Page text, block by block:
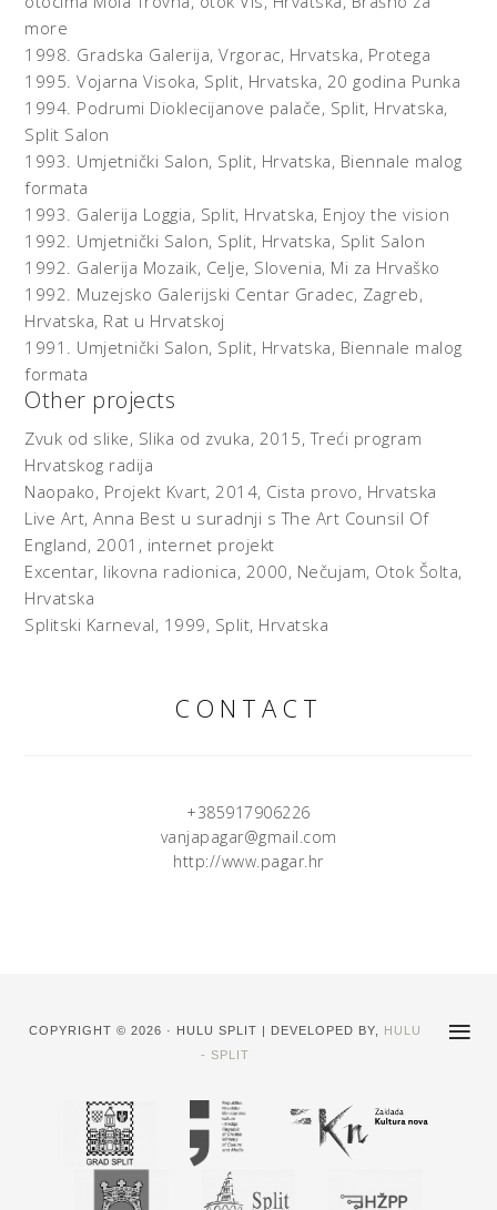
Zanimljivo je da se Vanja Pagar i Ivan Bura kao splitski
umjetnici, ili da upotrijebim izraze iz predgovora izložbe,
iz drugog „polisa“, u svojim radovima referiraju na prostor
Dubrovnika. Kostur u prirodnoj veličini, koji je svojevrstan
Burin zaštitni znak, ovaj put je Smrt zaogrnuta crnim
plaštom koja u ruci pridržava snimku Dubrovnika iz zraka
u zlatnom okviru, te se sa poslovičnom Burinom dozom
humora tematizira Grad iz kojeg se polako ali sigurno
cijede svi živototvorni sokovi. Jedna od niza asocijacija
koje podastire ova oprostorena metafora je i parafraza
(ali s humanim predznakom) nebeske zaštite Sv. Vlaha
koji na dlanu čuva Grad. Dubrovačka umjetnica Ivona
Vlašić svojim radovima na prvi pogled ne pripada bilo
kakvom obliku angažirane umjetnosti; snima brod u daljini
na odlasku na liniji razgraničenja mora i neba i otiskuje ga
na platno. Međutim, u tim zamagljenim odlascima i
melankolijom natopljenim prizorima s posvemašnjom
prevagom-dominacijom prirodnog elementa krije se
čežnja za odlaskom, naličje prostorne izoliranosti
Dubrovnika, koja neminovno utječe na duhovni habitus
Grada. Izložena fotografija splitskog umjetnika Rina
Efendića na kojoj je zabilježen rubni, poluzapušteni
prostor Splita s dominacijom, kako sam umjetnik kaže
„predmeta koji je izgubio prethodno značenje“, a koji tek
ponovnim gledanjem prepoznajemo kao oblik gigantskog
križa, također posredno bilježi duhovnu klimu Splita.
nadilaženju osobne traume kroz priču i udarce koje u
zamjeni uloga prima muškarac. Nasuprot izmučenoj
erotičnosti i tarantinovskoj ikonografiji splitskog
nekoliko ovaca na lukobran Kaše u neposrednoj blizini
Lazareta stvara nadrealnu situaciju koja se može iščitati
prostora uslijed gramzljivosti i poduzetničke pomame, te
skučenog okvira slobode.
(Dominacija-laži)
more
1998. Gradska Galerija, Vrgorac, Hrvatska, Protega
1995.Vojarna Visoka, Split, Hrvatska, 20 godina Punka
1994. Podrumi Dioklecijanove palače, Split, Hrvatska,
Split Salon
1993. Umjetnički Salon, Split, Hrvatska, Biennale malog
formata
1993. Galerija Loggia, Split, Hrvatska, Enjoy the vision
1992. Umjetnički Salon, Split, Hrvatska, Split Salon
1992. Galerija Mozaik, Celje, Slovenia, Mi za Hrvaško
1992. Muzejsko Galerijski Centar Gradec, Zagreb,
Hrvatska, Rat u Hrvatskoj
1991. Umjetnički Salon, Split, Hrvatska, Biennale malog
formata
Other projects
Zvuk od slike, Slika od zvuka, 2015, Treći program
Hrvatskog radija
Naopako, Projekt Kvart, 2014, Cista provo, Hrvatska
Live Art, Anna Best u suradnji s The Art Counsil Of
England, 2001, internet projekt
Excentar, likovna radionica, 2000, Nečujam, Otok Šolta,
Hrvatska
Splitski Karneval, 1999, Split, Hrvatska
CONTACT
+385917906226
vanjapagar@gmail.com
http://www.pagar.hr
COPYRIGHT © 2026 · HULU SPLIT | DEVELOPED BY,
HULU
- SPLIT